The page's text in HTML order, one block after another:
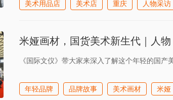
美术用品店 美术店 重庆 人物采访
米娅画材，国货美术新生代｜人物
《国际文仪》带大家来深入了解这个年轻的国产
年轻品牌 品牌故事 美术画材 米娅